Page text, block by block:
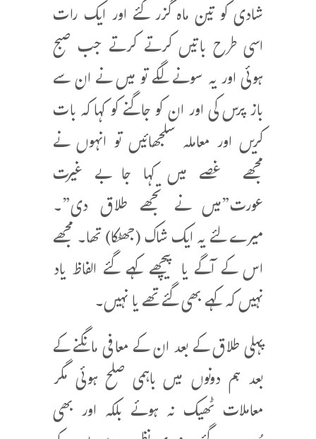
شادی کو تین ماہ گزر گئے اور ایک رات
اسی طرح باتیں کرتے کرتے جب صبح
ہوئی اور یہ سونے لگے تو میں نے ان سے
باز پرس کی اور ان کو جاگنے کو کہا کہ بات
کریں اور معاملہ سلجھائیں تو انہوں نے
مجھے غصے میں کہا جا بے غیرت
عورت”میں نے تجھے طلاق دی”۔
میرے لئے یہ ایک شاک (جھٹکا) تھا۔ مجھے
اس کے آگے یا پیچھے کہے گئے الفاظ یاد
نہیں کہ کہے بھی گئے تھے یا نہیں۔
پہلی طلاق کے بعد ان کے معافی مانگنے کے
بعد ہم دونوں میں باہمی صلح ہوئی مگر
معاملات ٹھیک نہ ہوئے بلکہ اور بھی